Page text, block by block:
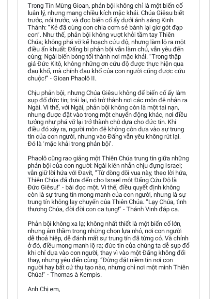
Trong Tin Mừng Gioan, phản bội không chỉ là một biến cố
luân lý, nhưng mang chiều kích mặc khải. Chúa Giêsu biết
trước, nói trước, và đọc biến cố ấy dưới ánh sáng Kinh
Thánh: “Kẻ đã cùng con chia cơm sẻ bánh lại giơ gót đạp
con”. Như thế, phản bội không vượt khỏi tầm tay Thiên
Chúa; không phá vỡ kế hoạch cứu độ, nhưng làm lộ ra một
điều ẩn khuất: Đấng bị phản bội vẫn làm chủ, vẫn yêu đến
cùng; Ngài biến bóng tối thành nơi mặc khải. “Trong thập
giá Đức Kitô, không những ơn cứu độ được thực hiện qua
đau khổ, mà chính đau khổ của con người cũng được cứu
chuộc!” - Gioan Phaolô II.
Chịu phản bội, nhưng Chúa Giêsu không để biến cố ấy làm
sụp đổ đức tin; trái lại, nó trở thành nơi các môn đệ nhận ra
Ngài. Vì thế, với Ngài, phản bội không còn là một tai nạn,
nhưng được đặt vào trong một chuyển động khác, nơi điều
tưởng như phá vỡ lại trở thành chỗ dựa cho đức tin. Khi
điều đó xảy ra, người môn đệ không còn dựa vào sự trung
tín của con người, nhưng vào Đấng vẫn yêu không rút lại.
Đó là ‘mặc khải trong phản bội’.
Phaolô cũng rao giảng một Thiên Chúa trung tín giữa những
phản bội của con người: Ngài kiên nhẫn chịu đựng Israel;
vẫn giữ lời hứa với Đavít, “Từ dòng dõi vua này, theo lời hứa,
Thiên Chúa đã đưa đến cho Israel một Đấng Cứu Độ là
Đức Giêsu!” - bài đọc một. Vì thế, điều quyết định không
còn là sự trung tín mong manh của con người, nhưng là sự
trung tín không lay chuyển của Thiên Chúa. “Lạy Chúa, tình
thương Chúa, đời đời con ca tụng!” - Thánh Vịnh đáp ca.
Phản bội không xa lạ; không nhất thiết là một biến cố lớn,
nhưng âm thầm trong những chọn lựa nhỏ, nơi con người
dễ thoả hiệp, dễ đánh mất sự trung tín đã từng có. Và chính
ở đó, điều mong manh lộ ra; đức tin của chúng ta dễ sụp đổ
khi chỉ dựa vào con người, thay vì vào một Đấng không đổi
thay, nhưng yêu đến cùng. “Đừng đặt niềm tin nơi con
người hay bất cứ thụ tạo nào, nhưng chỉ nơi một mình Thiên
Chúa!” - Thomas à Kempis.
Anh Chị em,